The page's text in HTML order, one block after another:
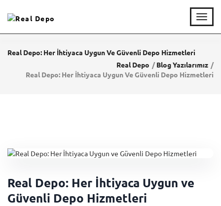
T
o
e
n
Real Depo: Her İhtiyaca Uygun Ve Güvenli Depo Hizmetleri
Real Depo
Blog Yazılarımız
Real Depo: Her İhtiyaca Uygun Ve Güvenli Depo Hizmetleri
Real Depo: Her İhtiyaca Uygun ve
Güvenli Depo Hizmetleri